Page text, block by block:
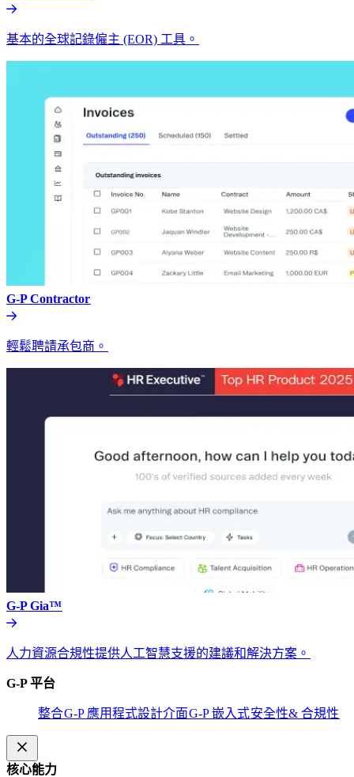
基本的全球記錄僱主 (EOR) 工具。​​
G-P Contractor​​
輕鬆聘請承包商。​​
G-P Gia™​​
人力資源合規性提供人工智慧支援的建議和解決方案。​​
G-P 平台​​
整合​​G-P 應用程式設計介面​​G-P 嵌入式​​安全性& 合規性​​
核心能力​​